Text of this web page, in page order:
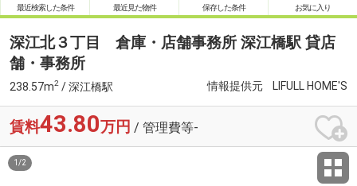
最近検索した条件 最近見た物件 保存した条件 お気に入り
深江北３丁目 倉庫・店舗事務所 深江橋駅 貸店
舗・事務所
238.57m2 / 深江橋駅 情報提供元 LIFULL HOME'S
賃料43.80万円 / 管理費等-
1 /2